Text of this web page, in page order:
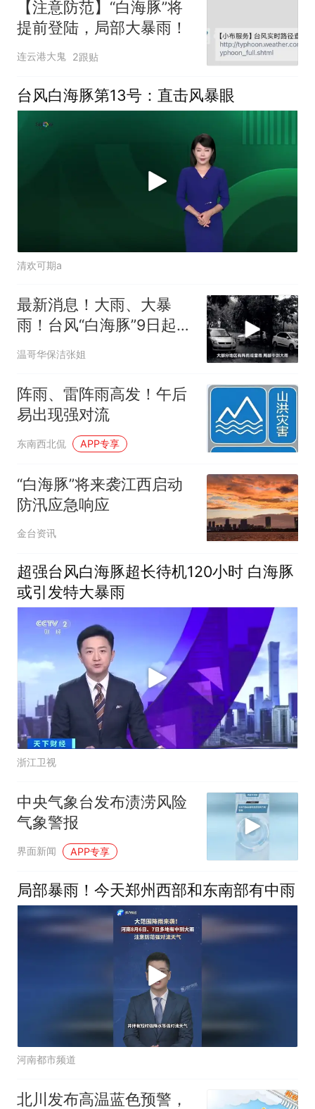
【注意防范】“白海豚”将
提前登陆，局部大暴雨！
连云港大鬼 2跟贴
台风白海豚第13号：直击风暴眼
清欢可期a
最新消息！大雨、大暴
雨！台风“白海豚”9日起对
安徽会有明显风
温哥华保洁张姐
阵雨、雷阵雨高发！午后
易出现强对流
东南西北侃 APP专享
“白海豚”将来袭江西启动
防汛应急响应
金台资讯
超强台风白海豚超长待机120小时 白海豚
或引发特大暴雨
浙江卫视
中央气象台发布渍涝风险
气象警报
界面新闻 APP专享
局部暴雨！今天郑州西部和东南部有中雨
河南都市频道
北川发布高温蓝色预警，